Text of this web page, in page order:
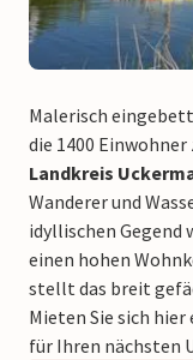
Malerisch
die 1400
Landkreis
Wanderer und
idyllischen Gegend
einen hohen
stellt das breit
Mieten Sie sich
für Ihren nächsten